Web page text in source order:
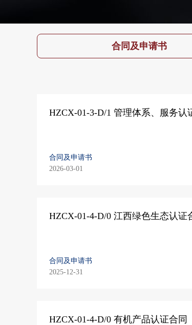
合同及申请书
HZCX-01-3-D/1 管理体系、服务认
合同及申请书
2026-03-01
HZCX-01-4-D/0 江西绿色生态认证
合同及申请书
2025-12-31
HZCX-01-4-D/0 有机产品认证合同